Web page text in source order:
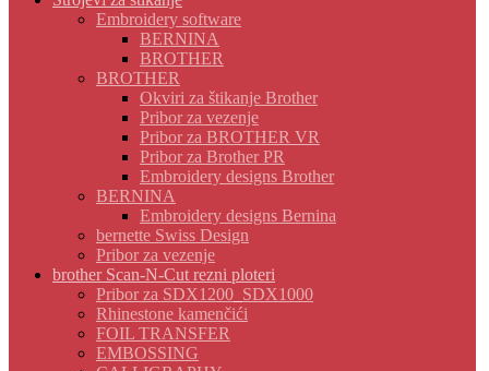
Embroidery software
BERNINA
BROTHER
BROTHER
Okviri za štikanje Brother
Pribor za vezenje
Pribor za BROTHER VR
Pribor za Brother PR
Embroidery designs Brother
BERNINA
Embroidery designs Bernina
bernette Swiss Design
Pribor za vezenje
brother Scan-N-Cut rezni ploteri
Pribor za SDX1200_SDX1000
Rhinestone kamenčići
FOIL TRANSFER
EMBOSSING